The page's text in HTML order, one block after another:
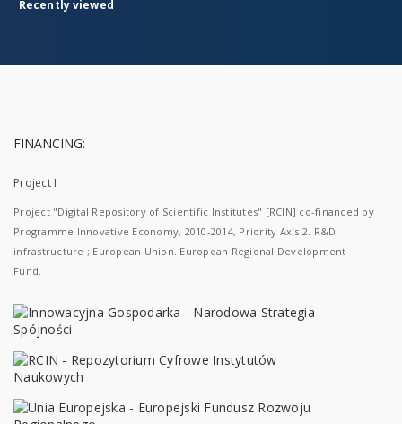
Recently viewed
FINANCING:
Project I
Project "Digital Repository of Scientific Institutes" [RCIN] co-financed by
Programme Innovative Economy, 2010-2014, Priority Axis 2. R&D
infrastructure ; European Union. European Regional Development
Fund.